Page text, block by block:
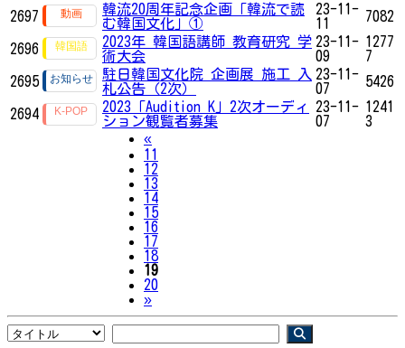
2697
韓流20周年記念企画「韓流で読
む韓国文化」①
23-11-
11
7082
2696
2023年 韓国語講師 教育研究 学
術大会
23-11-
09
1277
7
2695
駐日韓国文化院 企画展 施工 入
札公告（2次）
23-11-
07
5426
2694
2023「Audition K」2次オーディ
ション観覧者募集
23-11-
07
1241
3
«Previous
11
12
13
14
15
16
17
18
19
20
»Next